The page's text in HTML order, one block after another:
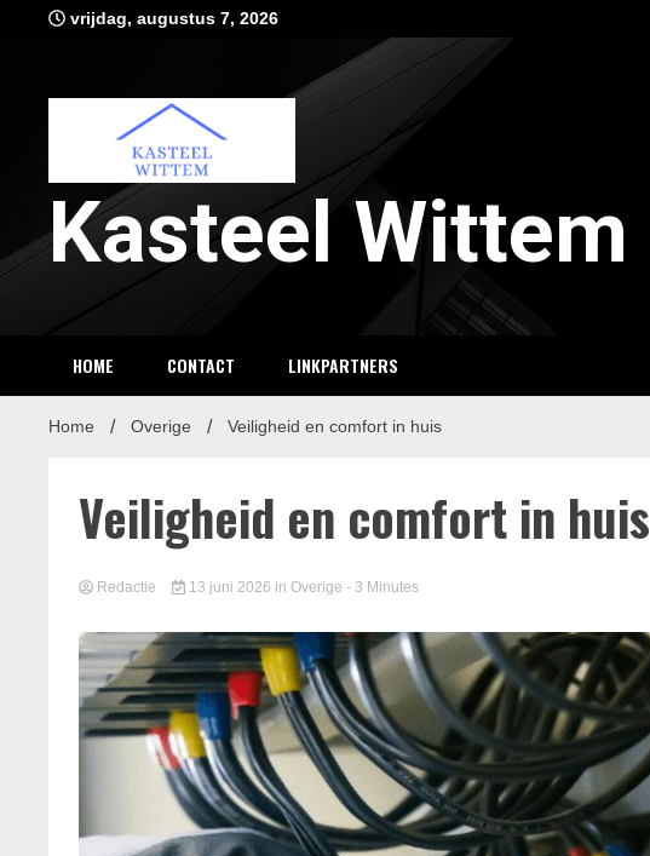
vrijdag, augustus 7, 2026
Kasteel Wittem
HOME CONTACT LINKPARTNERS
Home Overige Veiligheid en comfort in huis
Veiligheid en comfort in huis
Redactie 13 juni 2026 in Overige - 3 Minutes